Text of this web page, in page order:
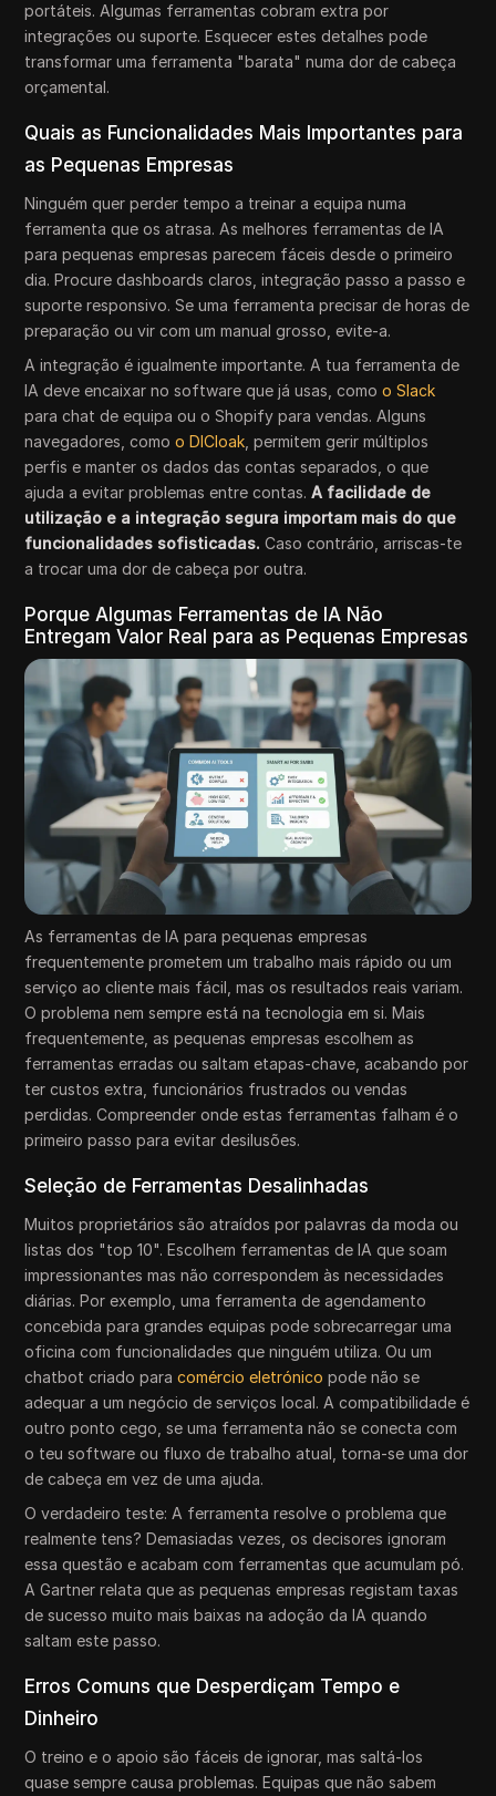
portáteis. Algumas ferramentas cobram extra por
integrações ou suporte. Esquecer estes detalhes pode
transformar uma ferramenta "barata" numa dor de cabeça
orçamental.
Quais as Funcionalidades Mais Importantes para
as Pequenas Empresas
Ninguém quer perder tempo a treinar a equipa numa
ferramenta que os atrasa. As melhores ferramentas de IA
para pequenas empresas parecem fáceis desde o primeiro
dia. Procure dashboards claros, integração passo a passo e
suporte responsivo. Se uma ferramenta precisar de horas de
preparação ou vir com um manual grosso, evite-a.
A integração é igualmente importante. A tua ferramenta de
IA deve encaixar no software que já usas, comoo Slack
para chat de equipa ou o Shopify para vendas. Alguns
navegadores, comoo DICloak , permitem gerir múltiplos
perfis e manter os dados das contas separados, o que
ajuda a evitar problemas entre contas.A facilidade de
utilização e a integração segura importam mais do que
funcionalidades sofisticadas. Caso contrário, arriscas-te
a trocar uma dor de cabeça por outra.
Porque Algumas Ferramentas de IA Não
Entregam Valor Real para as Pequenas Empresas
As ferramentas de IA para pequenas empresas
frequentemente prometem um trabalho mais rápido ou um
serviço ao cliente mais fácil, mas os resultados reais variam.
O problema nem sempre está na tecnologia em si. Mais
frequentemente, as pequenas empresas escolhem as
ferramentas erradas ou saltam etapas-chave, acabando por
ter custos extra, funcionários frustrados ou vendas
perdidas. Compreender onde estas ferramentas falham é o
primeiro passo para evitar desilusões.
Seleção de Ferramentas Desalinhadas
Muitos proprietários são atraídos por palavras da moda ou
listas dos "top 10". Escolhem ferramentas de IA que soam
impressionantes mas não correspondem às necessidades
diárias. Por exemplo, uma ferramenta de agendamento
concebida para grandes equipas pode sobrecarregar uma
oficina com funcionalidades que ninguém utiliza. Ou um
chatbot criado paracomércio eletrónico pode não se
adequar a um negócio de serviços local. A compatibilidade é
outro ponto cego, se uma ferramenta não se conecta com
o teu software ou fluxo de trabalho atual, torna-se uma dor
de cabeça em vez de uma ajuda.
O verdadeiro teste: A ferramenta resolve o problema que
realmente tens? Demasiadas vezes, os decisores ignoram
essa questão e acabam com ferramentas que acumulam pó.
A Gartner relata que as pequenas empresas registam taxas
de sucesso muito mais baixas na adoção da IA quando
saltam este passo.
Erros Comuns que Desperdiçam Tempo e
Dinheiro
O treino e o apoio são fáceis de ignorar, mas saltá-los
quase sempre causa problemas. Equipas que não sabem